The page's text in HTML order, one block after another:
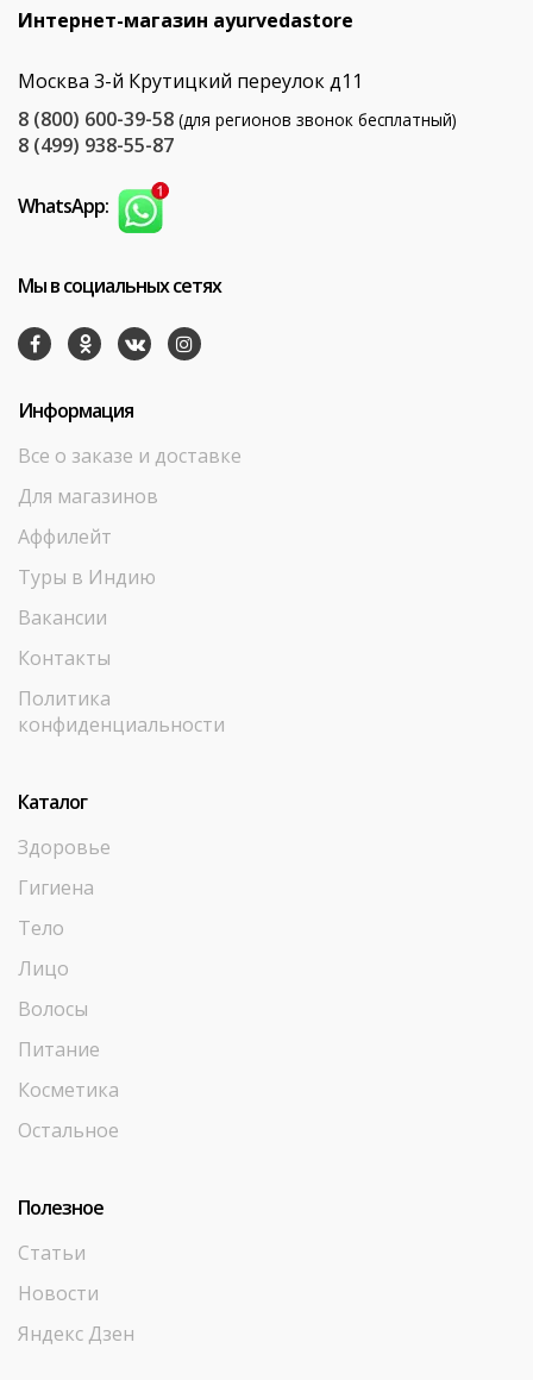
Интернет-магазин ayurvedastore
Москва 3-й Крутицкий переулок д11
8 (800) 600-39-58 (для регионов звонок бесплатный)
8 (499) 938-55-87
WhatsApp:
Мы в социальных сетях
Информация
Все о заказе и доставке
Для магазинов
Аффилейт
Туры в Индию
Вакансии
Контакты
Политика
конфиденциальности
Каталог
Здоровье
Гигиена
Тело
Лицо
Волосы
Питание
Косметика
Остальное
Полезное
Статьи
Новости
Яндекс Дзен